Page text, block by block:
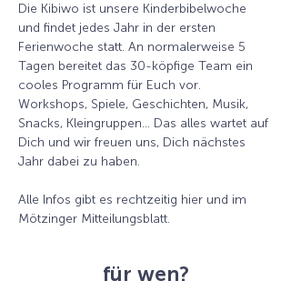
Die Kibiwo ist unsere Kinderbibelwoche
und findet jedes Jahr in der ersten
Ferienwoche statt. An normalerweise 5
Tagen bereitet das 30-köpfige Team ein
cooles Programm für Euch vor.
Workshops, Spiele, Geschichten, Musik,
Snacks, Kleingruppen... Das alles wartet auf
Dich und wir freuen uns, Dich nächstes
Jahr dabei zu haben.
Alle Infos gibt es rechtzeitig hier und im
Mötzinger Mitteilungsblatt.
für wen?